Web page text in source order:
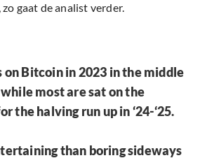
gaat de analist verder.
Bitcoin in 2023 in the middle
most are sat on the
the halving run up in ‘24-‘25.
than boring sideways